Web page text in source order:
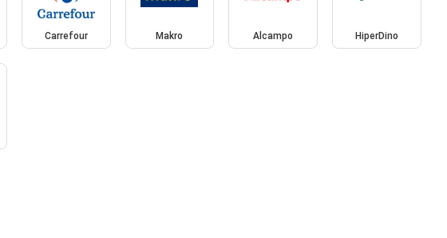
Carrefour Makro Alcampo HiperDino